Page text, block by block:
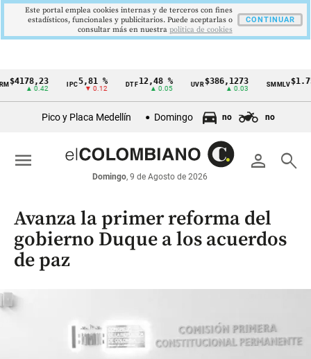
Cintillo
económicos
Colombia
▲ 0.42
IPC 5,81 %
▼ 0.12
DTF 12,48 %
▲ 0.05
UVR $386,1273
▲ 0.03
SMMLV
Pico y Placa Medellín Domingo no no
person search
Domingo, 9 de Agosto de 2026
menu
Avanza la primer reforma del
gobierno Duque a los acuerdos
de paz
Este portal emplea cookies internas y de terceros con fines
estadísticos, funcionales y publicitarios. Puede aceptarlas o
consultar más en nuestra politica de cookies
CONTINUAR